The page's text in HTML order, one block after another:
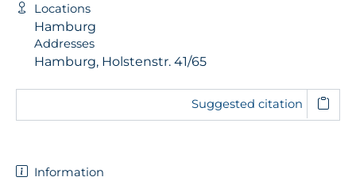
Locations
Hamburg
Addresses
Hamburg, Holstenstr. 41/65
Suggested citation
Information